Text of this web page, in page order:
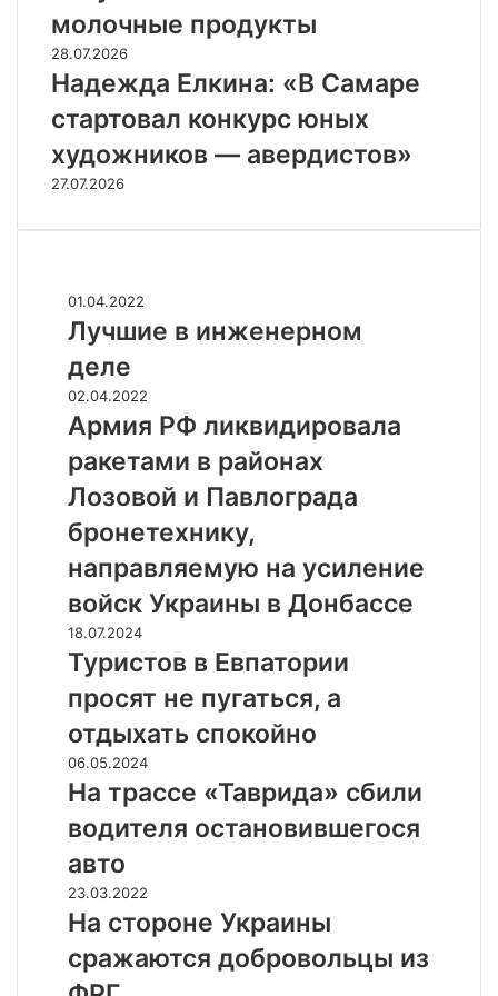
молочные продукты
28.07.2026
Надежда Елкина: «В Самаре
стартовал конкурс юных
художников — авердистов»
27.07.2026
Л
у
ш
и
е
и
н
ж
е
е
р
н
о
м
д
л
е
01.04.2022
Лучшие в инженерном
деле
А
р
и
я
Ф
л
и
к
в
и
д
и
о
в
а
а
р
а
к
е
т
02.04.2022
Армия РФ ликвидировала
ракетами в районах
Лозовой и Павлограда
бронетехнику,
направляемую на усиление
войск Украины в Донбассе
Т
у
с
т
о
в
в
Е
в
п
а
т
о
р
18.07.2024
Туристов в Евпатории
просят не пугаться, а
отдыхать спокойно
Н
а
р
а
с
с
е
«
Т
06.05.2024
На трассе «Таврида» сбили
водителя остановившегося
авто
Н
а
т
о
23.03.2022
На стороне Украины
сражаются добровольцы из